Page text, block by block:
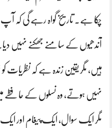
چکا ہے۔ تاریخ گواہ رہے گی کہ
آندھیوں کے سامنے جھکنے نہیں
ہیں، مگر یقین زندہ ہے کہ نظریات کو
نہیں ہوتے، وہ نسلوں کے
مگر ایک سوال، ایک پیغام اور ایک